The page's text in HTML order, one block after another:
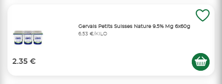
Gervais Petits Suisses Nature 9.5% Mg 6x60g
6,53 €/KILO
2.35 €